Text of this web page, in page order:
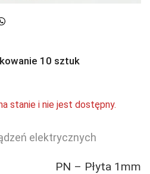
10 sztuk
stanie i nie jest dostępny.
elektrycznych
PN – Płyta 1mm